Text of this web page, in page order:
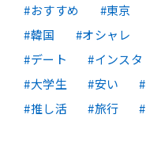
おすすめ 東京
韓国
オシャレ
デート
インスタ
大学生
安い
推し活
旅行